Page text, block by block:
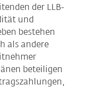
der LLB-
und
bestehen
als andere
beteiligen